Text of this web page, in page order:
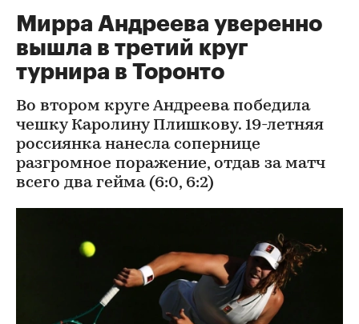
Мирра Андреева уверенно
вышла в третий круг
турнира в Торонто
Во втором круге Андреева победила
чешку Каролину Плишкову. 19-летняя
россиянка нанесла сопернице
разгромное поражение, отдав за матч
всего два гейма (6:0, 6:2)